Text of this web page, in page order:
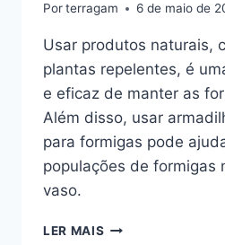
Porterragam 6 de maio de
Usar produtos naturais,
plantas repelentes, é
e eficaz de manter as
Além disso, usar
para formigas pode
populações de formigas
vaso.
LER MAIS COMO